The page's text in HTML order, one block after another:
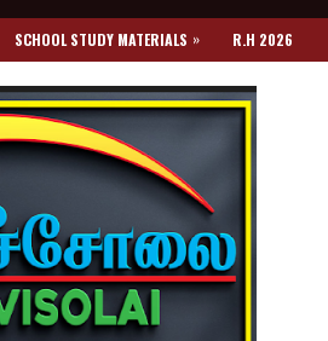
SCHOOL STUDY MATERIALS » R.H 2026